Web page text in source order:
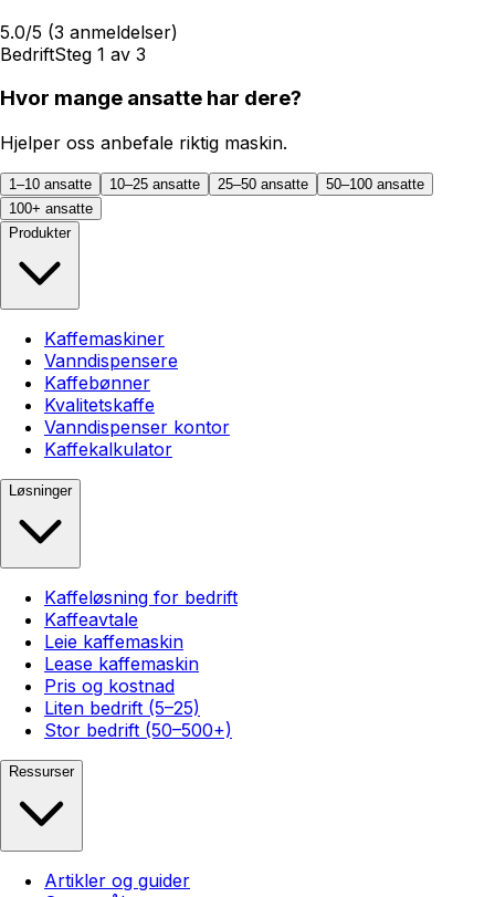
5.0/5 (3 anmeldelser)
BedriftSteg 1 av 3
Hvor mange ansatte har dere?
Hjelper oss anbefale riktig maskin.
1–10 ansatte 10–25 ansatte 25–50 ansatte
50–100 ansatte
100+ ansatte
Produkter
Kaffemaskiner
Vanndispensere
Kaffebønner
Kvalitetskaffe
Vanndispenser kontor
Kaffekalkulator
Løsninger
Kaffeløsning for bedrift
Kaffeavtale
Leie kaffemaskin
Lease kaffemaskin
Pris og kostnad
Liten bedrift (5–25)
Stor bedrift (50–500+)
Ressurser
Artikler og guider